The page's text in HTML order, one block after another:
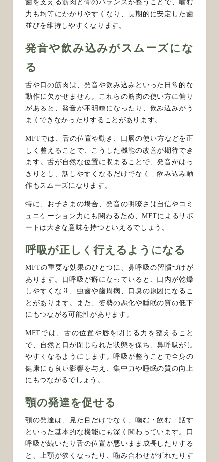
歯を支える筋肉と骨のバランスが整うことで、噛む
力も均等にかかりやすくなり、長期的に安定した歯
並びを維持しやすくなります。
発音や飲み込みがスムーズにな
る
舌や口の筋肉は、発音や飲み込みといった日常的な
動作に欠かせません。これらの筋肉の使い方に偏り
があると、発音が不明瞭になったり、飲み込みがう
まくできなかったりすることがあります。
MFTでは、舌の位置や動き、口唇の使い方などを正
しく整えることで、こうした機能の改善が期待でき
ます。舌が自然な位置に収まることで、発音がはっ
きりとし、話しやすくなるだけでなく、飲み込み動
作もスムーズになります。
特に、お子さまの場合、発音の明瞭さは自信やコミ
ュニケーション力にも関わるため、MFTによるサポ
ートは大きな意味を持つといえるでしょう。
呼吸が正しく行えるようになる
MFTの重要な効果のひとつに、鼻呼吸の習慣づけが
あります。口呼吸が癖になっていると、口内が乾燥
しやすくなり、虫歯や歯周病、口臭の原因になるこ
とがあります。また、姿勢の悪化や睡眠の質の低下
にもつながる可能性があります。
MFTでは、舌の位置や唇を閉じる力を整えること
で、自然と口が閉じられた状態を保ち、鼻呼吸がし
やすくなるようにします。呼吸が整うことで全身の
健康にも良い影響を与え、集中力や睡眠の質の向上
にもつながるでしょう。
顎の発達を促せる
顎の発達は、見た目だけでなく、噛む・飲む・話す
といった基本的な機能にも深く関わっています。口
呼吸が続いたり舌の位置が悪いまま成長したりする
と、上顎が狭くなったり、噛み合わせがずれたりす